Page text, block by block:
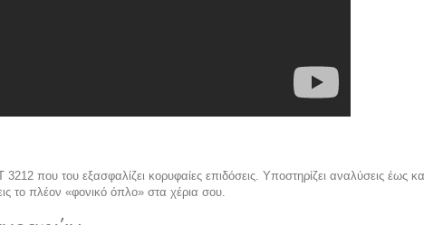
που του εξασφαλίζει κορυφαίες επιδόσεις. Υποστηρίζει αναλύσεις έως
το πλέον «φονικό όπλο» στα χέρια σου.